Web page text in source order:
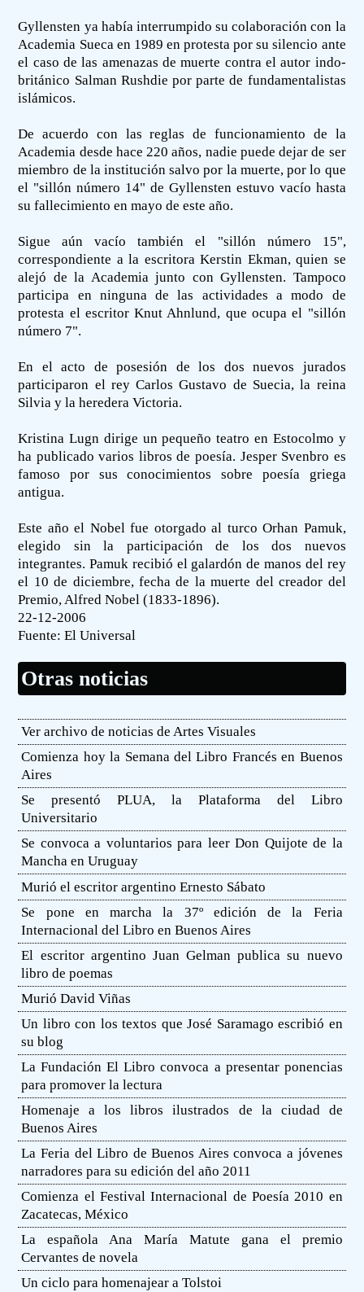
Gyllensten ya había interrumpido su colaboración con la
Academia Sueca en 1989 en protesta por su silencio ante
el caso de las amenazas de muerte contra el autor indo-
británico Salman Rushdie por parte de fundamentalistas
islámicos.
De acuerdo con las reglas de funcionamiento de la
Academia desde hace 220 años, nadie puede dejar de ser
miembro de la institución salvo por la muerte, por lo que
el "sillón número 14" de Gyllensten estuvo vacío hasta
su fallecimiento en mayo de este año.
Sigue aún vacío también el "sillón número 15",
correspondiente a la escritora Kerstin Ekman, quien se
alejó de la Academia junto con Gyllensten. Tampoco
participa en ninguna de las actividades a modo de
protesta el escritor Knut Ahnlund, que ocupa el "sillón
número 7".
En el acto de posesión de los dos nuevos jurados
participaron el rey Carlos Gustavo de Suecia, la reina
Silvia y la heredera Victoria.
Kristina Lugn dirige un pequeño teatro en Estocolmo y
ha publicado varios libros de poesía. Jesper Svenbro es
famoso por sus conocimientos sobre poesía griega
antigua.
Este año el Nobel fue otorgado al turco Orhan Pamuk,
elegido sin la participación de los dos nuevos
integrantes. Pamuk recibió el galardón de manos del rey
el 10 de diciembre, fecha de la muerte del creador del
Premio, Alfred Nobel (1833-1896).
22-12-2006
Fuente:El Universal
Otras noticias
Ver archivo de noticias de Artes Visuales
Comienza hoy la Semana del Libro Francés en Buenos
Aires
Se presentó PLUA, la Plataforma del Libro
Universitario
Se convoca a voluntarios para leer Don Quijote de la
Mancha en Uruguay
Murió el escritor argentino Ernesto Sábato
Se pone en marcha la 37º edición de la Feria
Internacional del Libro en Buenos Aires
El escritor argentino Juan Gelman publica su nuevo
libro de poemas
Murió David Viñas
Un libro con los textos que José Saramago escribió en
su blog
La Fundación El Libro convoca a presentar ponencias
para promover la lectura
Homenaje a los libros ilustrados de la ciudad de
Buenos Aires
La Feria del Libro de Buenos Aires convoca a jóvenes
narradores para su edición del año 2011
Comienza el Festival Internacional de Poesía 2010 en
Zacatecas, México
La española Ana María Matute gana el premio
Cervantes de novela
Un ciclo para homenajear a Tolstoi